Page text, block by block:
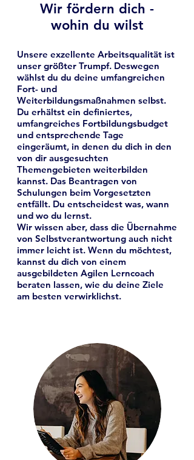
Wir fördern dich -
wohin du wilst
Unsere exzellente Arbeitsqualität ist
unser größter Trumpf. Deswegen
wählst du du deine umfangreichen
Fort- und
Weiterbildungsmaßnahmen selbst.
Du erhältst ein definiertes,
umfangreiches Fortbildungsbudget
und entsprechende Tage
eingeräumt, in denen du dich in den
von dir ausgesuchten
Themengebieten weiterbilden
kannst. Das Beantragen von
Schulungen beim Vorgesetzten
entfällt. Du entscheidest was, wann
und wo du lernst.
Wir wissen aber, dass die Übernahme
von Selbstverantwortung auch nicht
immer leicht ist. Wenn du möchtest,
kannst du dich von einem
ausgebildeten Agilen Lerncoach
beraten lassen, wie du deine Ziele
am besten verwirklichst.